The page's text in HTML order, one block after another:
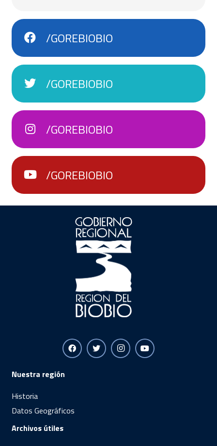
/GOREBIOBIO
/GOREBIOBIO
/GOREBIOBIO
/GOREBIOBIO
Nuestra región
Historia
Datos Geográficos
Archivos útiles